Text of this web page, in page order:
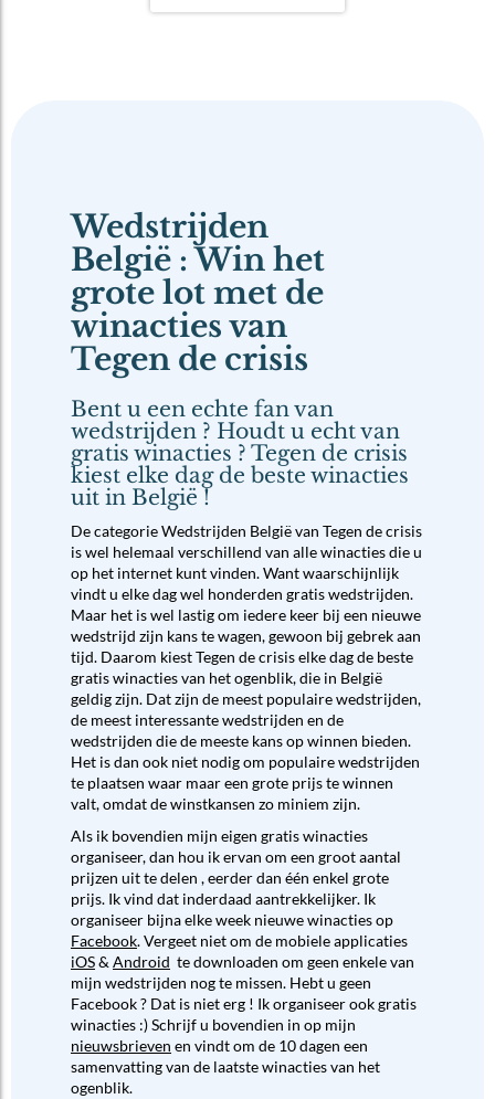
Wedstrijden
België : Win het
grote lot met de
winacties van
Tegen de crisis
Bent u een echte fan van
wedstrijden ? Houdt u echt van
gratis winacties ? Tegen de crisis
kiest elke dag de beste winacties
uit in België !
De categorie Wedstrijden België van Tegen de crisis
is wel helemaal verschillend van alle winacties die u
op het internet kunt vinden. Want waarschijnlijk
vindt u elke dag wel honderden gratis wedstrijden.
Maar het is wel lastig om iedere keer bij een nieuwe
wedstrijd zijn kans te wagen, gewoon bij gebrek aan
tijd. Daarom kiest Tegen de crisis elke dag de beste
gratis winacties van het ogenblik, die in België
geldig zijn. Dat zijn de meest populaire wedstrijden,
de meest interessante wedstrijden en de
wedstrijden die de meeste kans op winnen bieden.
Het is dan ook niet nodig om populaire wedstrijden
te plaatsen waar maar een grote prijs te winnen
valt, omdat de winstkansen zo miniem zijn.
Als ik bovendien mijn eigen gratis winacties
organiseer, dan hou ik ervan om een groot aantal
prijzen uit te delen , eerder dan één enkel grote
prijs. Ik vind dat inderdaad aantrekkelijker. Ik
organiseer bijna elke week nieuwe winacties op
Facebook. Vergeet niet om de mobiele applicaties
iOS& Android te downloaden om geen enkele van
mijn wedstrijden nog te missen. Hebt u geen
Facebook ? Dat is niet erg ! Ik organiseer ook gratis
winacties :) Schrijf u bovendien in op mijn
nieuwsbrieven en vindt om de 10 dagen een
samenvatting van de laatste winacties van het
ogenblik.